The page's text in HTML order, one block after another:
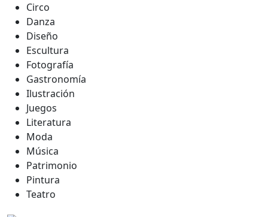
Circo
Danza
Diseño
Escultura
Fotografía
Gastronomía
Ilustración
Juegos
Literatura
Moda
Música
Patrimonio
Pintura
Teatro